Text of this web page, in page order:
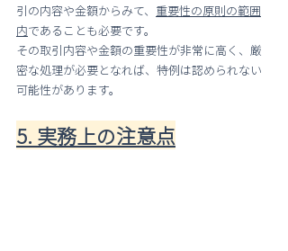
引の内容や金額からみて、 重要性の原則の範囲
内であることも必要です。
その取引内容や金額の重要性が非常に高く、厳
密な処理が必要となれば、特例は認められない
可能性があります。
5. 実務上の注意点